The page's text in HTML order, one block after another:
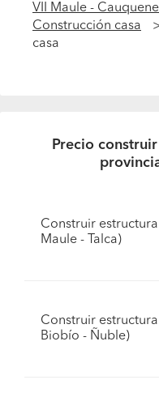
VII Maule -
Construcción casa
casa
Precio
Construir estructura
Maule - Talca)
Construir estructura
Biobío - Ñuble)